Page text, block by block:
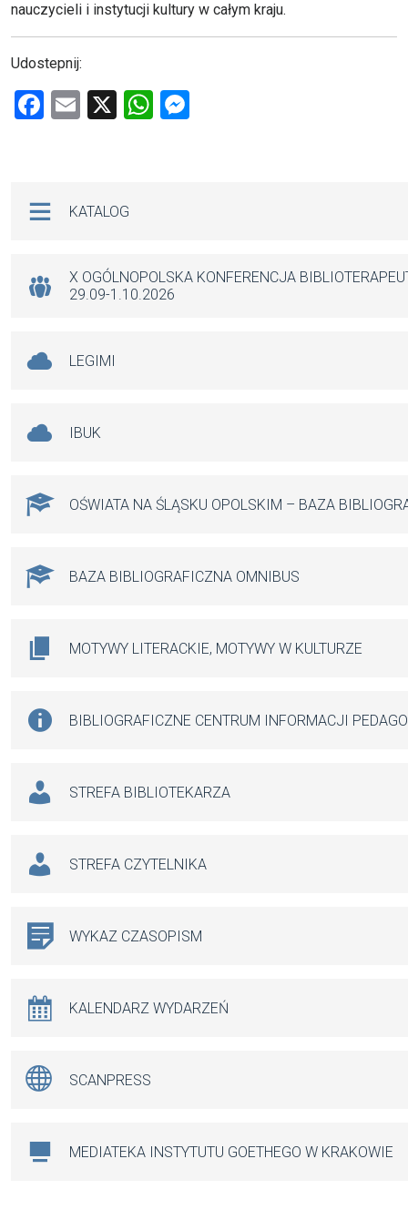
nauczycieli i instytucji kultury w całym kraju.
Udostepnij:
F
o
k
E
X
W
p
KATALOG
X OGÓLNOPOLSKA KONFERENCJA
29.09-1.10.2026
LEGIMI
IBUK
OŚWIATA NA ŚLĄSKU OPOLSKIM – BAZA
BAZA BIBLIOGRAFICZNA OMNIBUS
MOTYWY LITERACKIE, MOTYWY W KULTURZE
BIBLIOGRAFICZNE CENTRUM INFORMACJI
STREFA BIBLIOTEKARZA
STREFA CZYTELNIKA
WYKAZ CZASOPISM
KALENDARZ WYDARZEŃ
SCANPRESS
MEDIATEKA INSTYTUTU GOETHEGO W KRAKOWIE